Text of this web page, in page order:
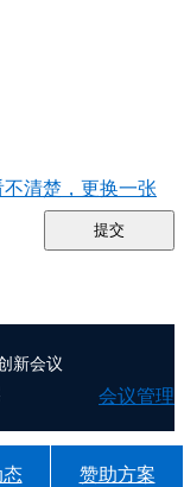
不清楚，更换一张
提交
新会议
会议管理
赞助方案